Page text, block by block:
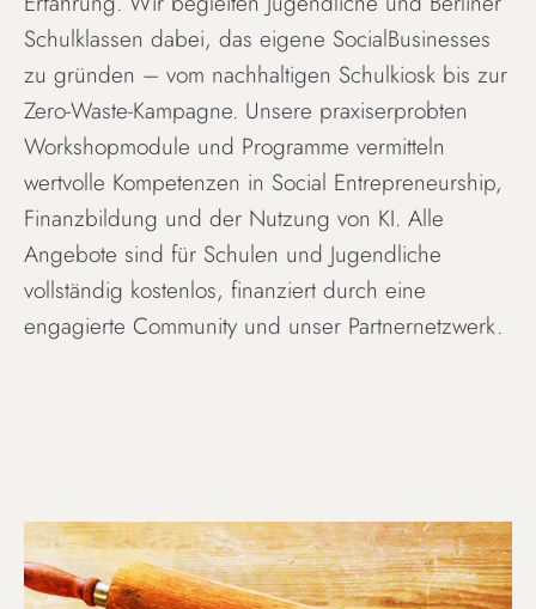
Schulklassen dabei, das eigene SocialBusinesses
zu gründen – vom nachhaltigen Schulkiosk bis zur
Zero-Waste-Kampagne. Unsere praxiserprobten
Workshopmodule und Programme vermitteln
wertvolle Kompetenzen in Social Entrepreneurship,
Finanzbildung und der Nutzung von KI. Alle
Angebote sind für Schulen und Jugendliche
vollständig kostenlos, finanziert durch eine
engagierte Community und unser Partnernetzwerk.